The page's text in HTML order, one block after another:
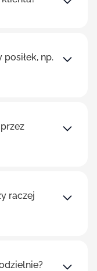
np.
raczej